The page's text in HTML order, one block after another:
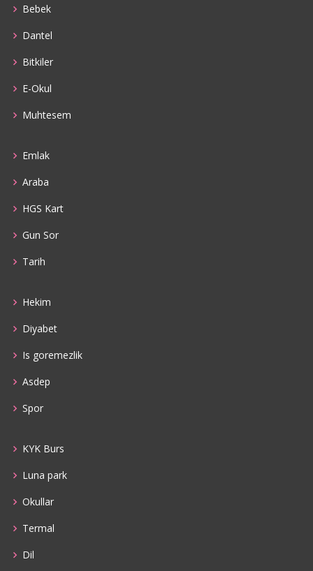
Bebek
Dantel
Bitkiler
E-Okul
Muhtesem
Emlak
Araba
HGS Kart
Gun Sor
Tarih
Hekim
Diyabet
Is goremezlik
Asdep
Spor
KYK Burs
Luna park
Okullar
Termal
Dil